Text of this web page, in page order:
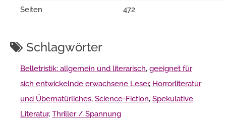
Seiten
472
Schlagwörter
Belletristik: allgemein und literarisch, geeignet für
sich entwickelnde erwachsene Leser, Horrorliteratur
und Übernatürliches, Science-Fiction, Spekulative
Literatur, Thriller / Spannung